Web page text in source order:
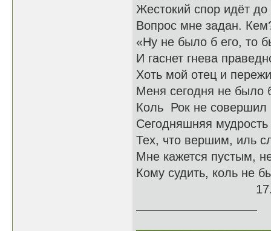
Жестокий спор идёт до
Вопрос мне задан.
«Ну не было б его, то
И гаснет гнева
Хоть мой отец и
Меня сегодня не было
Коль Рок не совершил
Сегодняшняя мудрость
Тех, что вершим, иль
Мне кажется пустым,
Кому судить, коль не